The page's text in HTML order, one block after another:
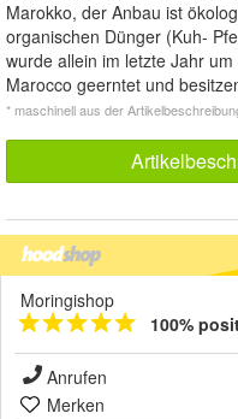
Marokko, der Anbau ist
organischen Dünger (Kuh-
wurde allein im letzte Jahr
Marocco geerntet und
* maschinell aus der
Moringishop
100%
Anrufen
Merken